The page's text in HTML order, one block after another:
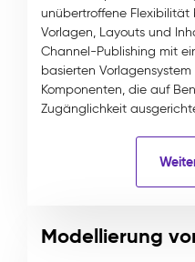
unübertroffene Flexibilität
Vorlagen, Layouts und
Channel-Publishing mit
basierten
Komponenten, die auf
Zugänglichkeit
Modellierung